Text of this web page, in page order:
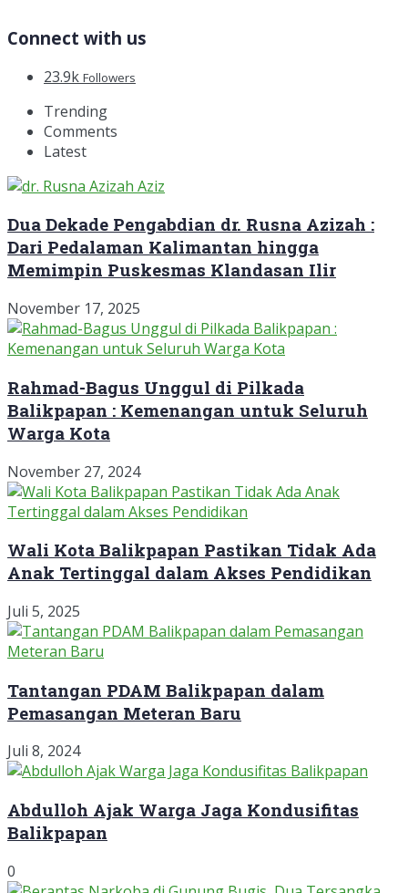
Connect with us
23.9k Followers
Trending
Comments
Latest
Dua Dekade Pengabdian dr. Rusna Azizah :
Dari Pedalaman Kalimantan hingga
Memimpin Puskesmas Klandasan Ilir
November 17, 2025
Rahmad-Bagus Unggul di Pilkada
Balikpapan : Kemenangan untuk Seluruh
Warga Kota
November 27, 2024
Wali Kota Balikpapan Pastikan Tidak Ada
Anak Tertinggal dalam Akses Pendidikan
Juli 5, 2025
Tantangan PDAM Balikpapan dalam
Pemasangan Meteran Baru
Juli 8, 2024
Abdulloh Ajak Warga Jaga Kondusifitas
Balikpapan
0